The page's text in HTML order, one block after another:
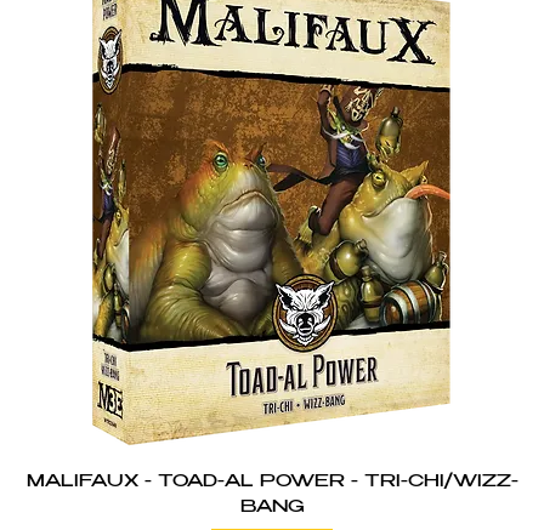
MALIFAUX - TOAD-AL POWER - TRI-CHI/WIZZ-
BANG